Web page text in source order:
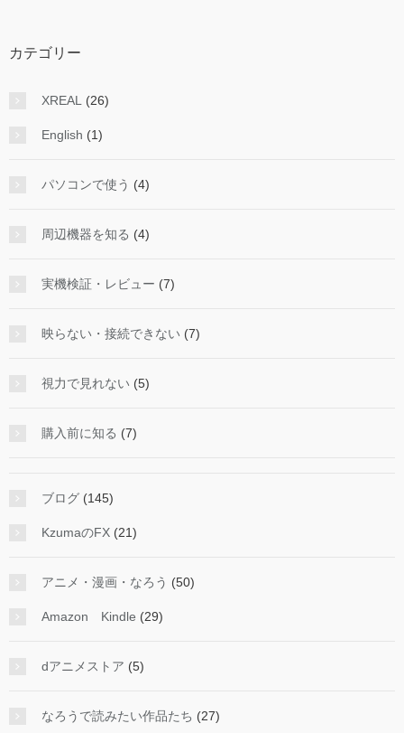
カテゴリー
XREAL (26)
English (1)
パソコンで使う (4)
周辺機器を知る (4)
実機検証・レビュー (7)
映らない・接続できない (7)
視力で見れない (5)
購入前に知る (7)
ブログ (145)
KzumaのFX (21)
アニメ・漫画・なろう (50)
Amazon Kindle (29)
dアニメストア (5)
なろうで読みたい作品たち (27)